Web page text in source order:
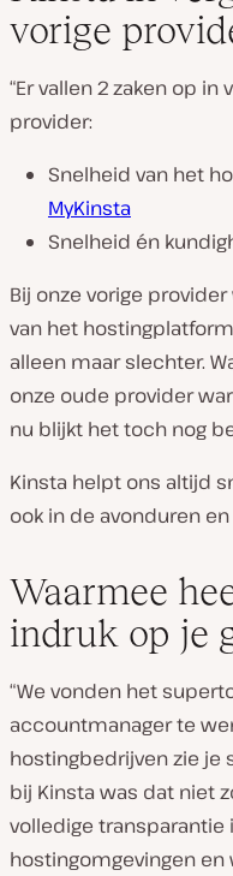
vorige
“Er vallen 2 zaken op
provider:
Snelheid van het
MyKinsta
Snelheid én
Bij onze vorige provider
van het
alleen maar slechter.
onze oude provider
nu blijkt het toch nog
Kinsta helpt ons altijd
ook in de avonduren
Waarmee
indruk op je
“We vonden het
accountmanager te
hostingbedrijven zie je
bij Kinsta was dat niet
volledige
hostingomgevingen